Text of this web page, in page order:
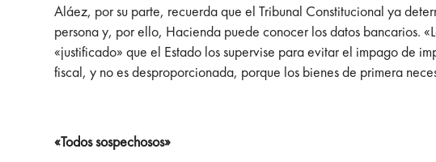
Aláez, por su parte, recuerda que el Tribunal Constitucional ya
persona y, por ello, Hacienda puede conocer los datos bancarios.
«justificado» que el Estado los supervise para evitar el impago de
fiscal, y no es desproporcionada, porque los bienes de primera
«Todos sospechosos»